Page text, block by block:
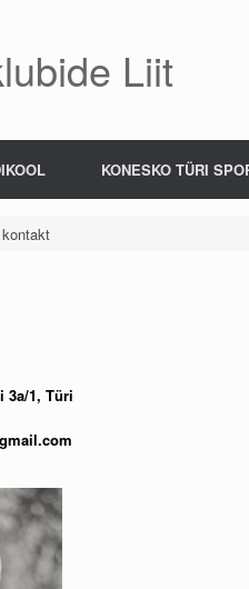
Liit
KONESKO TÜRI
3a/1, Türi